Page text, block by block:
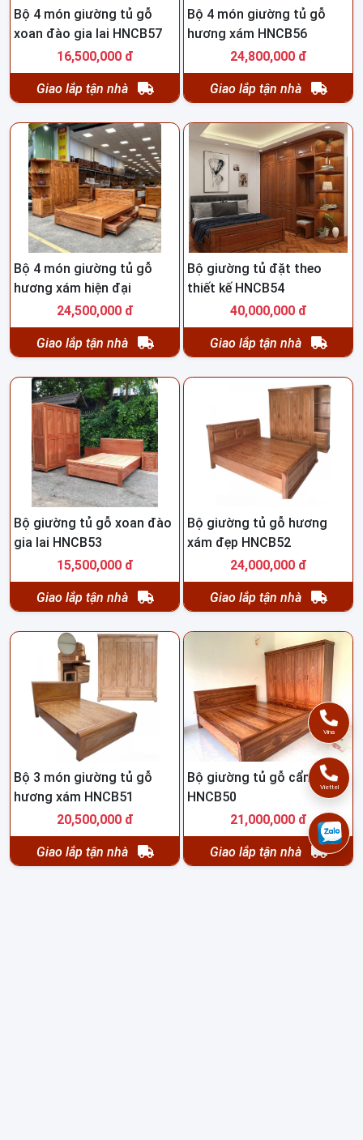
Bộ 4 món giường tủ gỗ
xoan đào gia lai HNCB57
16,500,000 đ
Giao lắp tận nhà
Bộ 4 món giường tủ gỗ
hương xám HNCB56
24,800,000 đ
Giao lắp tận nhà
Bộ 4 món giường tủ gỗ
hương xám hiện đại
HNCB5524,500,000 đ
Giao lắp tận nhà
Bộ giường tủ đặt theo
thiết kế HNCB54
40,000,000 đ
Giao lắp tận nhà
Bộ giường tủ gỗ xoan đào
gia lai HNCB53
15,500,000 đ
Giao lắp tận nhà
Bộ giường tủ gỗ hương
xám đẹp HNCB52
24,000,000 đ
Giao lắp tận nhà
Bộ 3 món giường tủ gỗ
hương xám HNCB51
20,500,000 đ
Giao lắp tận nhà
Bộ giường tủ gỗ cẩm đẹp
HNCB50
21,000,000 đ
Giao lắp tận nhà
Vina
Viettel